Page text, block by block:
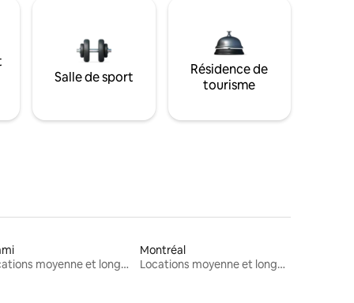
Salle de sport
Résidence de
tourisme
Locations moyenne et longue durée
Montréal
Locations moyenne et longue durée